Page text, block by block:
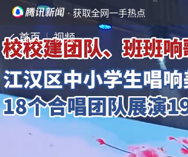
· 获取全网一手热点
首页 视频